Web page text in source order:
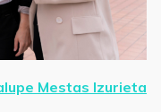
Mestas Izurieta